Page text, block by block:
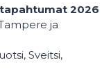
2026
ja
Sveitsi,